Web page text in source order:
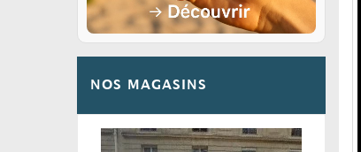
NOS MAGASINS